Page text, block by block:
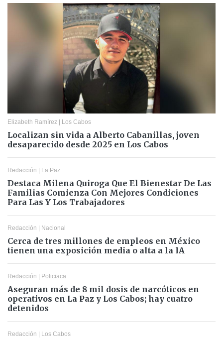
Elizabeth Ramírez | Los Cabos
Localizan sin vida a Alberto Cabanillas, joven
desaparecido desde 2025 en Los Cabos
Redacción | La Paz
Destaca Milena Quiroga Que El Bienestar De Las
Familias Comienza Con Mejores Condiciones
Para Las Y Los Trabajadores
Redacción | Nacional
Cerca de tres millones de empleos en México
tienen una exposición media o alta a la IA
Redacción | Policiaca
Aseguran más de 8 mil dosis de narcóticos en
operativos en La Paz y Los Cabos; hay cuatro
detenidos
Redacción | Los Cabos